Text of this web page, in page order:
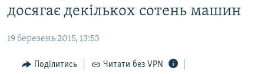
до
основної
навігації
Перейти
БЛОГИ
ПОГЛЯД
досягає декількох сотень машин
19 березень 2015, 13:53
Поділитись Читати без VPN